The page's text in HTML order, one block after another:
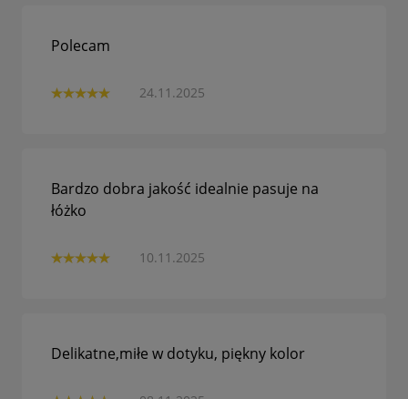
24.11.2025
Polecam
10.11.2025
Bardzo dobra jakość idealnie pasuje na
łóżko
Delikatne,miłe w dotyku, piękny kolor